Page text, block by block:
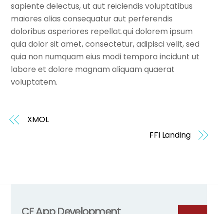
sapiente delectus, ut aut reiciendis voluptatibus
maiores alias consequatur aut perferendis
doloribus asperiores repellat.qui dolorem ipsum
quia dolor sit amet, consectetur, adipisci velit, sed
quia non numquam eius modi tempora incidunt ut
labore et dolore magnam aliquam quaerat
voluptatem.
XMOL
FFI Landing